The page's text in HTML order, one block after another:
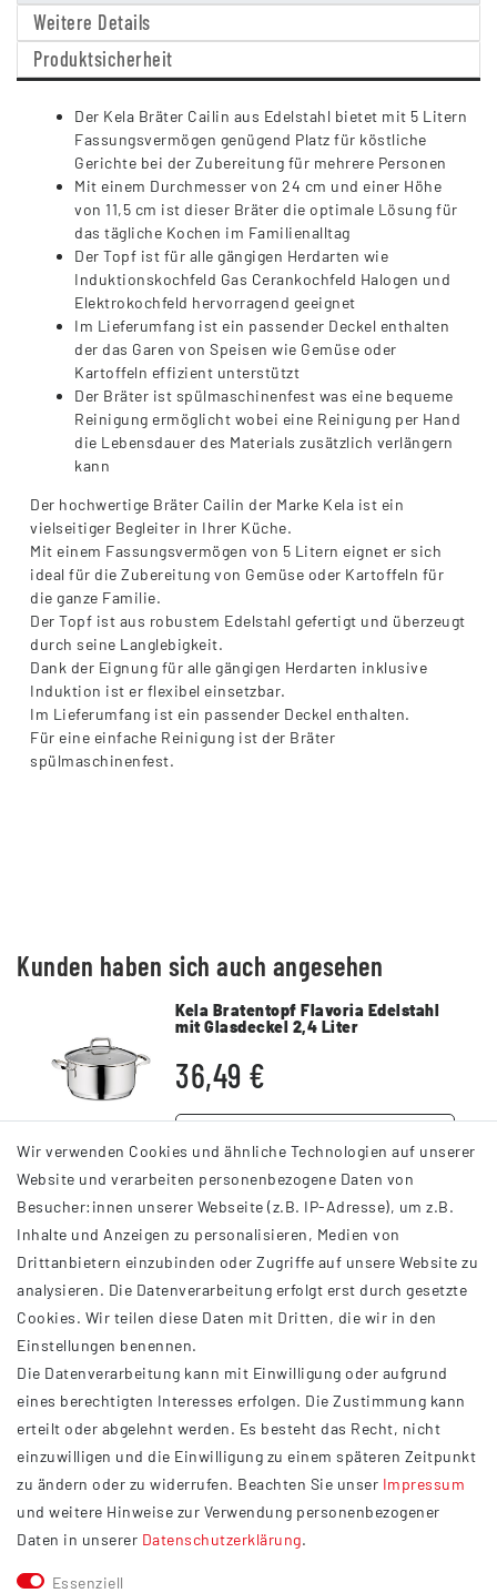
Weitere Details
Produktsicherheit
Der Kela Bräter Cailin aus Edelstahl bietet mit 5 Litern
Fassungsvermögen genügend Platz für köstliche
Gerichte bei der Zubereitung für mehrere Personen
Mit einem Durchmesser von 24 cm und einer Höhe
von 11,5 cm ist dieser Bräter die optimale Lösung für
das tägliche Kochen im Familienalltag
Der Topf ist für alle gängigen Herdarten wie
Induktionskochfeld Gas Cerankochfeld Halogen und
Elektrokochfeld hervorragend geeignet
Im Lieferumfang ist ein passender Deckel enthalten
der das Garen von Speisen wie Gemüse oder
Kartoffeln effizient unterstützt
Der Bräter ist spülmaschinenfest was eine bequeme
Reinigung ermöglicht wobei eine Reinigung per Hand
die Lebensdauer des Materials zusätzlich verlängern
kann
Der hochwertige Bräter Cailin der Marke Kela ist ein
vielseitiger Begleiter in Ihrer Küche.
Mit einem Fassungsvermögen von 5 Litern eignet er sich
ideal für die Zubereitung von Gemüse oder Kartoffeln für
die ganze Familie.
Der Topf ist aus robustem Edelstahl gefertigt und überzeugt
durch seine Langlebigkeit.
Dank der Eignung für alle gängigen Herdarten inklusive
Induktion ist er flexibel einsetzbar.
Im Lieferumfang ist ein passender Deckel enthalten.
Für eine einfache Reinigung ist der Bräter
spülmaschinenfest.
Kunden haben sich auch angesehen
Kela Bratentopf Flavoria Edelstahl
mit Glasdeckel 2,4 Liter
36,49 €
INFORMATIONEN
AGB
Impressum
Datenschutzerklärung
Widerrufsrecht
Barrierefreiheit
Service
Kontakt
Wir verwenden Cookies und ähnliche Technologien auf unserer
Website und verarbeiten personenbezogene Daten von
Besucher:innen unserer Webseite (z.B. IP-Adresse), um z.B.
Inhalte und Anzeigen zu personalisieren, Medien von
Drittanbietern einzubinden oder Zugriffe auf unsere Website zu
analysieren. Die Datenverarbeitung erfolgt erst durch gesetzte
Cookies. Wir teilen diese Daten mit Dritten, die wir in den
Einstellungen benennen.
Die Datenverarbeitung kann mit Einwilligung oder aufgrund
eines berechtigten Interesses erfolgen. Die Zustimmung kann
erteilt oder abgelehnt werden. Es besteht das Recht, nicht
einzuwilligen und die Einwilligung zu einem späteren Zeitpunkt
zu ändern oder zu widerrufen. Beachten Sie unser Impressum
und weitere Hinweise zur Verwendung personenbezogener
Daten in unserer Daten­schutz­erklärung.
Essenziell